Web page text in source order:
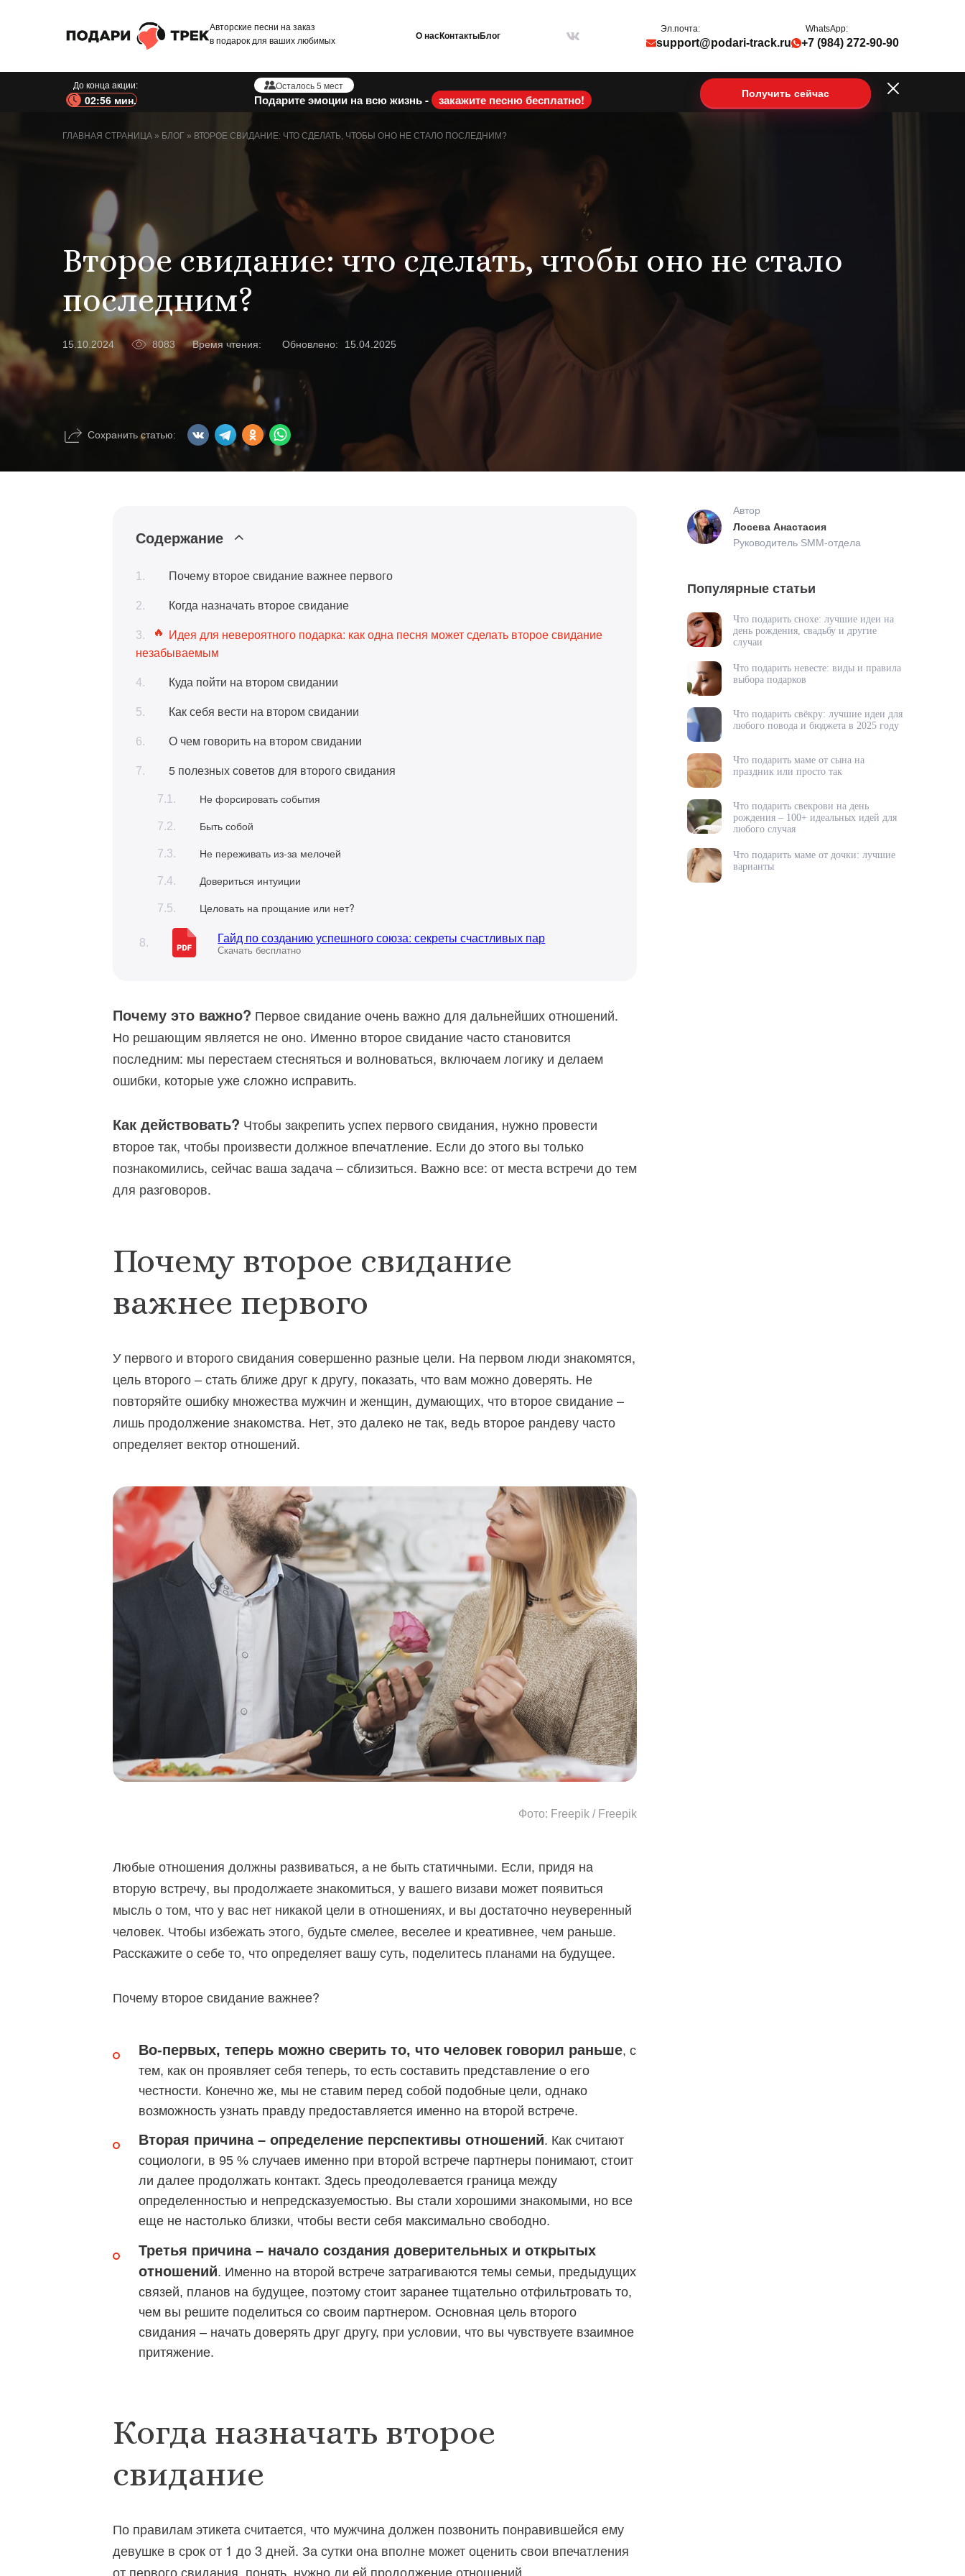
Авторские песни на заказ
в подарок для ваших любимых
О насКонтактыБлог
Эл.почта:
support@podari-track.ru
WhatsApp:
+7 (984) 272-90-90
До конца акции:
02:55 мин.
Осталось 5 мест
Подарите эмоции на всю жизнь - закажите песню бесплатно! Получить сейчас
ГЛАВНАЯ СТРАНИЦА » БЛОГ » ВТОРОЕ СВИДАНИЕ: ЧТО СДЕЛАТЬ, ЧТОБЫ ОНО НЕ СТАЛО ПОСЛЕДНИМ?
Второе свидание: что сделать, чтобы оно не стало
последним?
15.10.2024 8083 Время чтения: Обновлено: 15.04.2025
Сохранить статью:
Содержание
Почему второе свидание важнее первого
Когда назначать второе свидание
Идея для невероятного подарка: как одна песня может сделать второе свидание
незабываемым
Куда пойти на втором свидании
Как себя вести на втором свидании
О чем говорить на втором свидании
5 полезных советов для второго свидания
Не форсировать события
Быть собой
Не переживать из-за мелочей
Довериться интуиции
Целовать на прощание или нет?
Гайд по созданию успешного союза: секреты счастливых пар
Скачать бесплатно
Почему это важно? Первое свидание очень важно для дальнейших отношений.
Но решающим является не оно. Именно второе свидание часто становится
последним: мы перестаем стесняться и волноваться, включаем логику и делаем
ошибки, которые уже сложно исправить.
Как действовать? Чтобы закрепить успех первого свидания, нужно провести
второе так, чтобы произвести должное впечатление. Если до этого вы только
познакомились, сейчас ваша задача – сблизиться. Важно все: от места встречи до тем
для разговоров.
Почему второе свидание
важнее первого
У первого и второго свидания совершенно разные цели. На первом люди знакомятся,
цель второго – стать ближе друг к другу, показать, что вам можно доверять. Не
повторяйте ошибку множества мужчин и женщин, думающих, что второе свидание –
лишь продолжение знакомства. Нет, это далеко не так, ведь второе рандеву часто
определяет вектор отношений.
Фото: Freepik / Freepik
Любые отношения должны развиваться, а не быть статичными. Если, придя на
вторую встречу, вы продолжаете знакомиться, у вашего визави может появиться
мысль о том, что у вас нет никакой цели в отношениях, и вы достаточно неуверенный
человек. Чтобы избежать этого, будьте смелее, веселее и креативнее, чем раньше.
Расскажите о себе то, что определяет вашу суть, поделитесь планами на будущее.
Почему второе свидание важнее?
Во-первых, теперь можно сверить то, что человек говорил раньше, с
тем, как он проявляет себя теперь, то есть составить представление о его
честности. Конечно же, мы не ставим перед собой подобные цели, однако
возможность узнать правду предоставляется именно на второй встрече.
Вторая причина – определение перспективы отношений. Как считают
социологи, в 95 % случаев именно при второй встрече партнеры понимают, стоит
ли далее продолжать контакт. Здесь преодолевается граница между
определенностью и непредсказуемостью. Вы стали хорошими знакомыми, но все
еще не настолько близки, чтобы вести себя максимально свободно.
Третья причина – начало создания доверительных и открытых
отношений. Именно на второй встрече затрагиваются темы семьи, предыдущих
связей, планов на будущее, поэтому стоит заранее тщательно отфильтровать то,
чем вы решите поделиться со своим партнером. Основная цель второго
свидания – начать доверять друг другу, при условии, что вы чувствуете взаимное
притяжение.
Когда назначать второе
свидание
По правилам этикета считается, что мужчина должен позвонить понравившейся ему
девушке в срок от 1 до 3 дней. За сутки она вполне может оценить свои впечатления
от первого свидания, понять, нужно ли ей продолжение отношений.
Автор
Лосева Анастасия
Руководитель SMM-отдела
Популярные статьи
Что подарить снохе: лучшие идеи на
день рождения, свадьбу и другие
случаи
Что подарить невесте: виды и правила
выбора подарков
Что подарить свёкру: лучшие идеи для
любого повода и бюджета в 2025 году
Что подарить маме от сына на
праздник или просто так
Что подарить свекрови на день
рождения – 100+ идеальных идей для
любого случая
Что подарить маме от дочки: лучшие
варианты